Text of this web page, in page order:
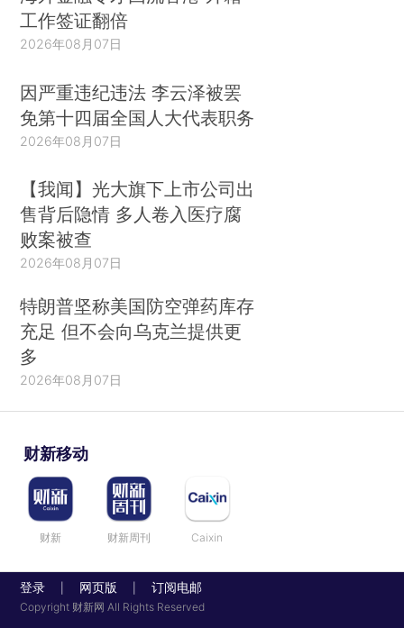
工作签证翻倍
2026年08月07日
因严重违纪违法 李云泽被罢
免第十四届全国人大代表职务
2026年08月07日
【我闻】光大旗下上市公司出
售背后隐情 多人卷入医疗腐
败案被查
2026年08月07日
特朗普坚称美国防空弹药库存
充足 但不会向乌克兰提供更
多
2026年08月07日
财新移动
财新 财新周刊 Caixin
登录 网页版 订阅电邮
Copyright 财新网 All Rights Reserved